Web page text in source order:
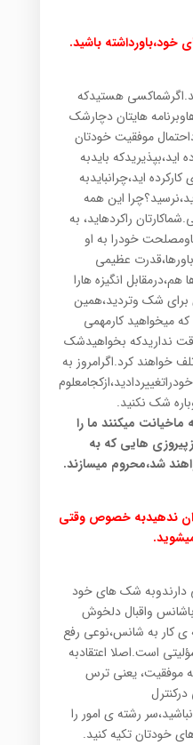
خود،باورداشته باشید.
هستیدکه
هایتان دچارشک
موفقیت خودتان
بایدبه
کارکرده اید،چرانبایدبه
این همه
راکردهاید، به
خودرا به او
عظیمی
هم،درمقابل انگیزه هارا
برای شک وتردید،همین
میخواهید کارمهمی
نداریدکه بخواهیدشک
خواهند کرد.اگرامروز به
شک نکنید.
ماخیانت میکنند ما را
هایی که به
شد،محروم میسازند.
ندهیدبه خصوص وقتی
دارندوبه شک های خود
واقبال دلخوش
ی کار به شانس،نوعی رفع
است.اصلا اعتقادبه
موفقیت، یعنی ترس
درکنترل
رشته ی امور را
خودتان تکیه کنید.